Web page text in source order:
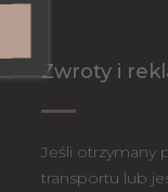
Zwroty i
Jeśli otrzymany
transportu lub